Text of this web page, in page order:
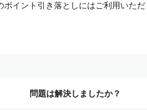
イント引き落としにはご利用いただ
問題は解決しましたか？